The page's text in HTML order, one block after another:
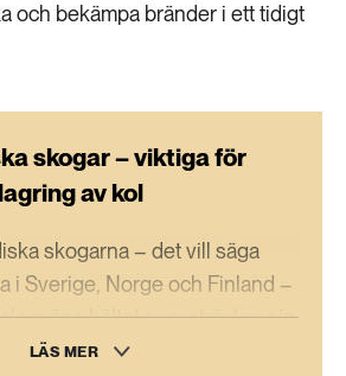
och bekämpa bränder i ett tidigt
skogar – viktiga för
av kol
skogarna – det vill säga
i Sverige, Norge och Finland –
gröna bältet som sträcker sig
över Sibirien och vidare in i
LÄS MER